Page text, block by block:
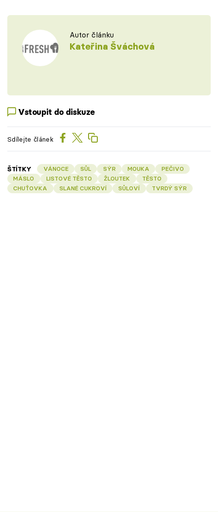
Autor článku
Kateřina Šváchová
Vstoupit do diskuze
Sdílejte článek
ŠTÍTKY VÁNOCE SŮL SÝR MOUKA
PEČIVO
MÁSLO
LISTOVÉ TĚSTO ŽLOUTEK
TĚSTO
CHUŤOVKA
SLANÉ CUKROVÍ SŮLOVÍ TVRDÝ SÝR